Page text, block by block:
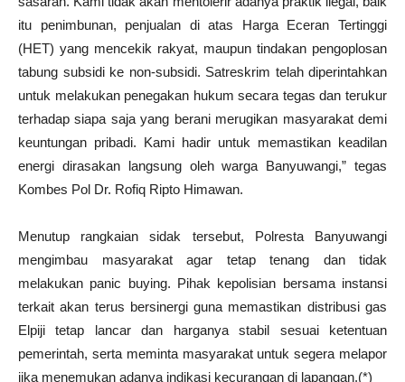
itu penimbunan, penjualan di atas Harga Eceran Tertinggi
(HET) yang mencekik rakyat, maupun tindakan pengoplosan
tabung subsidi ke non-subsidi. Satreskrim telah diperintahkan
untuk melakukan penegakan hukum secara tegas dan terukur
terhadap siapa saja yang berani merugikan masyarakat demi
keuntungan pribadi. Kami hadir untuk memastikan keadilan
energi dirasakan langsung oleh warga Banyuwangi,” tegas
Kombes Pol Dr. Rofiq Ripto Himawan.
Menutup rangkaian sidak tersebut, Polresta Banyuwangi
mengimbau masyarakat agar tetap tenang dan tidak
melakukan panic buying. Pihak kepolisian bersama instansi
terkait akan terus bersinergi guna memastikan distribusi gas
Elpiji tetap lancar dan harganya stabil sesuai ketentuan
pemerintah, serta meminta masyarakat untuk segera melapor
jika menemukan adanya indikasi kecurangan di lapangan.(*)